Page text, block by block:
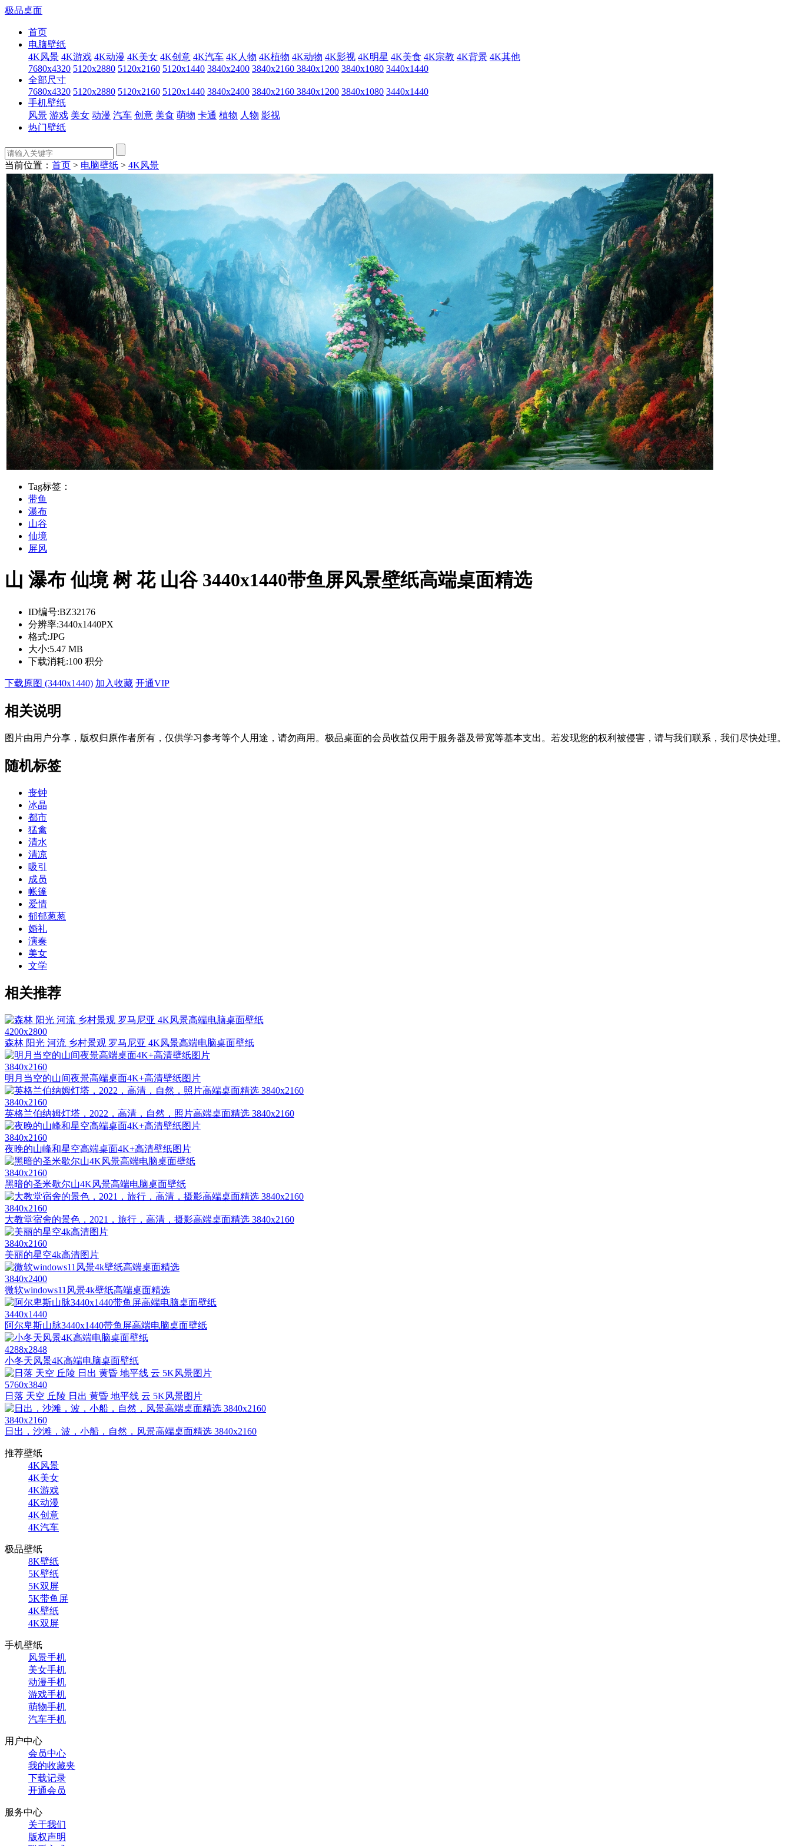
极品桌面
首页
电脑壁纸
4K风景 4K游戏 4K动漫 4K美女 4K创意 4K汽车 4K人物 4K植物 4K动物 4K影视 4K明星 4K美食 4K宗教 4K背景 4K其他
7680x4320 5120x2880 5120x2160 5120x1440 3840x2400 3840x2160 3840x1200 3840x1080 3440x1440
全部尺寸
7680x4320 5120x2880 5120x2160 5120x1440 3840x2400 3840x2160 3840x1200 3840x1080 3440x1440
手机壁纸
风景 游戏 美女 动漫 汽车 创意 美食 萌物 卡通 植物 人物 影视
热门壁纸
当前位置： 首页 > 电脑壁纸 > 4K风景
Tag标签：
带鱼
瀑布
山谷
仙境
屏风
山 瀑布 仙境 树 花 山谷 3440x1440带鱼屏风景壁纸高端桌面精选
ID编号:BZ32176
分辨率:3440x1440PX
格式:JPG
大小:5.47 MB
下载消耗:100 积分
下载原图 (3440x1440) 加入收藏 开通VIP
相关说明
图片由用户分享，版权归原作者所有，仅供学习参考等个人用途，请勿商用。极品桌面的会员收益仅用于服务器及带宽等基本支出。若发现您的权利被侵害，请与我们联系，我们尽快处理。
随机标签
丧钟
冰晶
都市
猛禽
清水
清凉
吸引
成员
帐篷
爱情
郁郁葱葱
婚礼
演奏
美女
文学
相关推荐
4200x2800
森林 阳光 河流 乡村景观 罗马尼亚 4K风景高端电脑桌面壁纸
3840x2160
明月当空的山间夜景高端桌面4K+高清壁纸图片
3840x2160
英格兰伯纳姆灯塔，2022，高清，自然，照片高端桌面精选 3840x2160
3840x2160
夜晚的山峰和星空高端桌面4K+高清壁纸图片
3840x2160
黑暗的圣米歇尔山4K风景高端电脑桌面壁纸
3840x2160
大教堂宿舍的景色，2021，旅行，高清，摄影高端桌面精选 3840x2160
3840x2160
美丽的星空4k高清图片
3840x2400
微软windows11风景4k壁纸高端桌面精选
3440x1440
阿尔卑斯山脉3440x1440带鱼屏高端电脑桌面壁纸
4288x2848
小冬天风景4K高端电脑桌面壁纸
5760x3840
日落 天空 丘陵 日出 黄昏 地平线 云 5K风景图片
3840x2160
日出，沙滩，波，小船，自然，风景高端桌面精选 3840x2160
推荐壁纸
4K风景
4K美女
4K游戏
4K动漫
4K创意
4K汽车
极品壁纸
8K壁纸
5K壁纸
5K双屏
5K带鱼屏
4K壁纸
4K双屏
手机壁纸
风景手机
美女手机
动漫手机
游戏手机
萌物手机
汽车手机
用户中心
会员中心
我的收藏夹
下载记录
开通会员
服务中心
关于我们
版权声明